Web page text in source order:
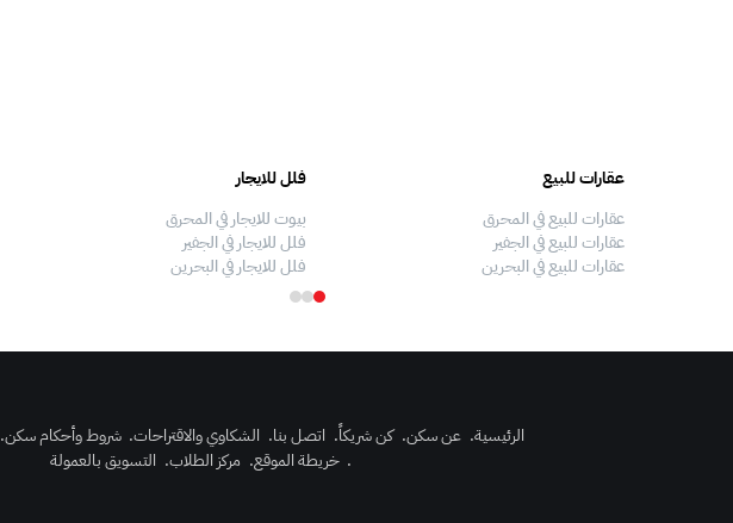
عقارات للبيع
عقارات للبيع في المحرق
عقارات للبيع في الجفير
عقارات للبيع في البحرين
فلل للايجار
بيوت للايجار في المحرق
فلل للايجار في الجفير
فلل للايجار في البحرين
الرئيسية. عن سكن. كن شريكاً. اتصل بنا. الشكاوي والاقتراحات. شروط وأحكام سكن.
. خريطة الموقع. مركز الطلاب. التسويق بالعمولة